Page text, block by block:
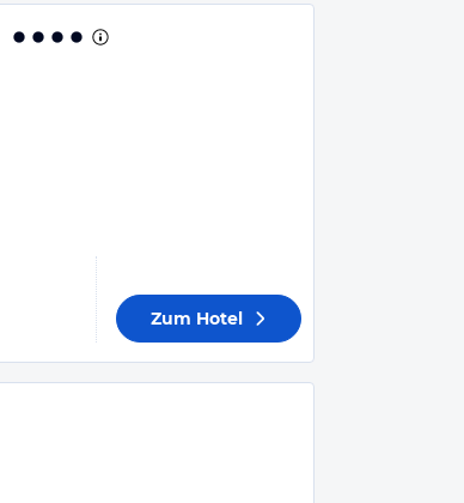
Zum Hotel